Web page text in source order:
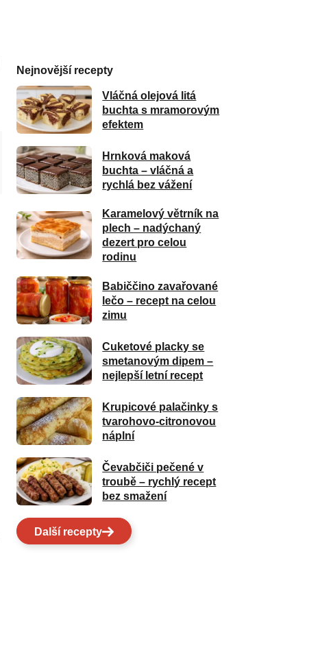
Nejnovější recepty
Vláčná olejová litá
buchta s mramorovým
efektem
Hrnková maková
buchta – vláčná a
rychlá bez vážení
Karamelový větrník na
plech – nadýchaný
dezert pro celou
rodinu
Babiččino zavařované
lečo – recept na celou
zimu
Cuketové placky se
smetanovým dipem –
nejlepší letní recept
Krupicové palačinky s
tvarohovo-citronovou
náplní
Čevabčiči pečené v
troubě – rychlý recept
bez smažení
Další recepty